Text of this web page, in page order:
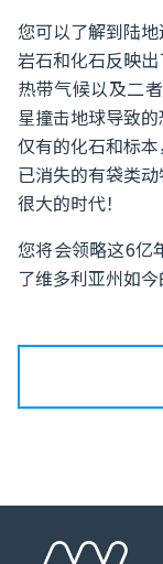
您可以了解到陆地
岩石和化石反映
热带气候以及二
星撞击地球导致
仅有的化石和标
已消失的有袋类
很大的时代！
您将会领略这6亿
了维多利亚州如今